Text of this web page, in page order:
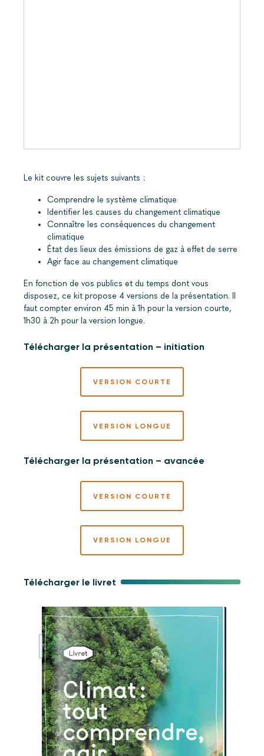
Le kit couvre les sujets suivants :
Comprendre le système climatique
Identifier les causes du changement climatique
Connaître les conséquences du changement
climatique
État des lieux des émissions de gaz à effet de serre
Agir face au changement climatique
En fonction de vos publics et du temps dont vous
disposez, ce kit propose 4 versions de la présentation. Il
faut compter environ 45 min à 1h pour la version courte,
1h30 à 2h pour la version longue.
Télécharger la présentation – initiation
VERSION COURTE
VERSION LONGUE
Télécharger la présentation – avancée
VERSION COURTE
VERSION LONGUE
Télécharger le livret